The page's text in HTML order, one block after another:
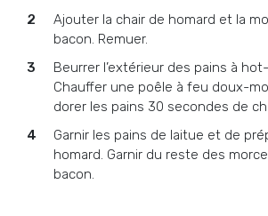
Ajouter la chair de homard et la
bacon. Remuer.
Beurrer l’extérieur des pains à
Chauffer une poêle à feu doux-
dorer les pains 30 secondes de
Garnir les pains de laitue et de
homard. Garnir du reste des
bacon.